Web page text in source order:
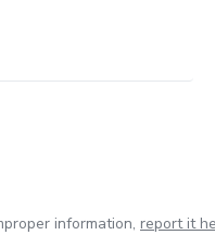
information, report it